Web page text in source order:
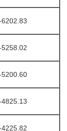
6202.83
5258.02
5200.60
4825.13
4225.82